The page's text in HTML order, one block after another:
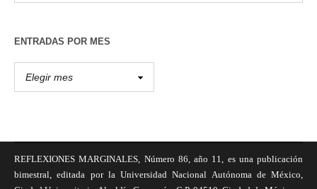
ENTRADAS POR MES
REFLEXIONES MARGINALES, Número 86, año 11, es una publicación
bimestral, editada por la Universidad Nacional Autónoma de México,